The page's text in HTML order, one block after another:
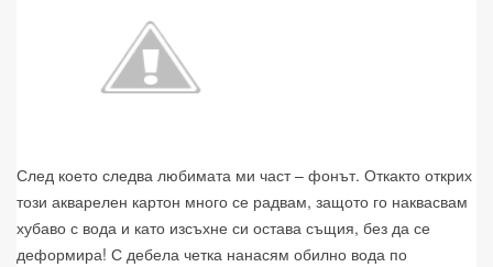
След което следва любимата ми част – фонът. Откакто открих
този акварелен картон много се радвам, защото го наквасвам
хубаво с вода и като изсъхне си остава същия, без да се
деформира! С дебела четка нанасям обилно вода по